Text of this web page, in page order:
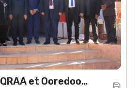
et Ooredoo